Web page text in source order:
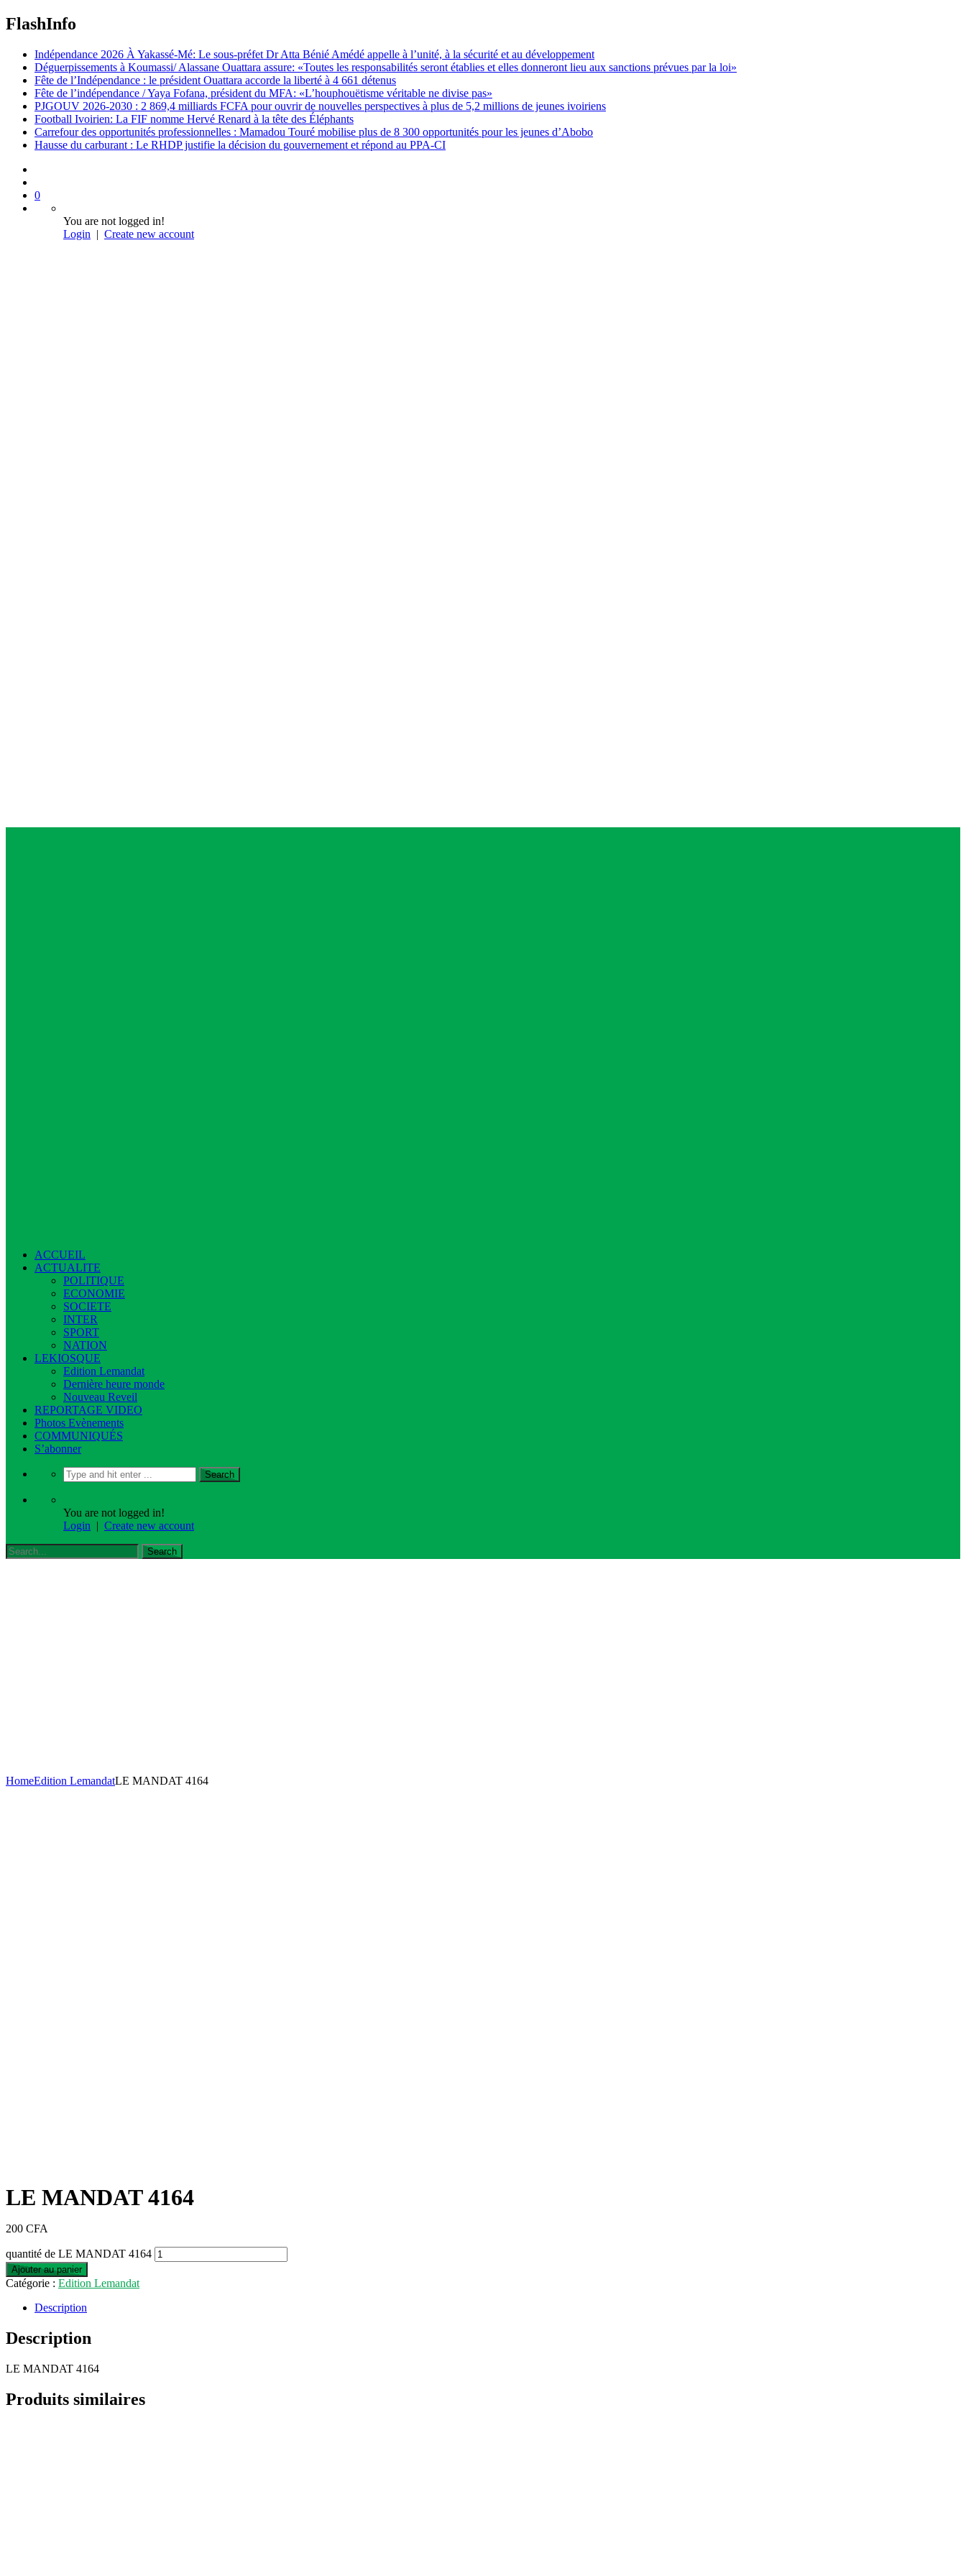
FlashInfo
Indépendance 2026 À Yakassé-Mé: Le sous-préfet Dr Atta Bénié Amédé appelle à l’unité, à la sécurité et au développement
Déguerpissements à Koumassi/ Alassane Ouattara assure: «Toutes les responsabilités seront établies et elles donneront lieu aux sanctions prévues par la loi»
Fête de l’Indépendance : le président Ouattara accorde la liberté à 4 661 détenus
Fête de l’indépendance / Yaya Fofana, président du MFA: «L’houphouëtisme véritable ne divise pas»
PJGOUV 2026-2030 : 2 869,4 milliards FCFA pour ouvrir de nouvelles perspectives à plus de 5,2 millions de jeunes ivoiriens
Football Ivoirien: La FIF nomme Hervé Renard à la tête des Éléphants
Carrefour des opportunités professionnelles : Mamadou Touré mobilise plus de 8 300 opportunités pour les jeunes d’Abobo
Hausse du carburant : Le RHDP justifie la décision du gouvernement et répond au PPA-CI
0
You are not logged in!
Login | Create new account
ACCUEIL
ACTUALITE
POLITIQUE
ECONOMIE
SOCIETE
INTER
SPORT
NATION
LEKIOSQUE
Edition Lemandat
Dernière heure monde
Nouveau Reveil
REPORTAGE VIDEO
Photos Evènements
COMMUNIQUÉS
S’abonner
You are not logged in!
Login | Create new account
HomeEdition LemandatLE MANDAT 4164
LE MANDAT 4164
200 CFA
quantité de LE MANDAT 4164
Ajouter au panier
Catégorie : Edition Lemandat
Description
Description
LE MANDAT 4164
Produits similaires